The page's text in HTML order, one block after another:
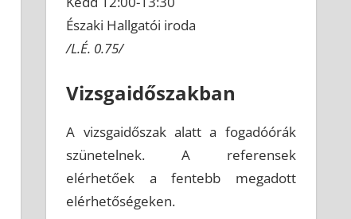
Északi Hallgatói iroda
/L.É. 0.75/
Vizsgaidőszakban
A vizsgaidőszak alatt a fogadóórák
szünetelnek. A referensek
elérhetőek a fentebb megadott
elérhetőségeken.